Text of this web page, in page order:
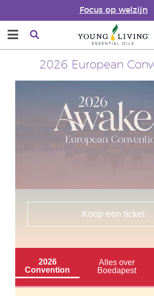
Focus op welzijn
2026 European
Koop een ticket
2026
Convention
Alles over
Boedapest